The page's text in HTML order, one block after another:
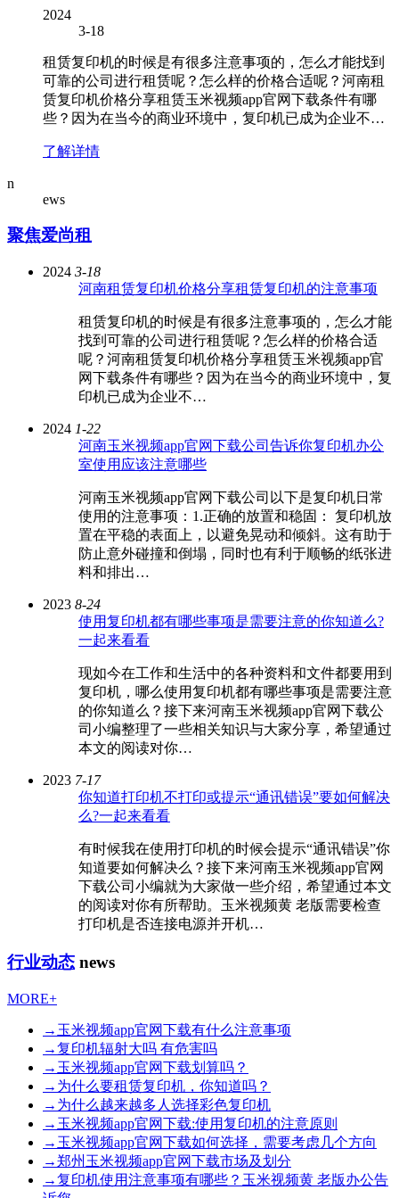
2024
3-18
租赁复印机的时候是有很多注意事项的，怎么才能找到
可靠的公司进行租赁呢？怎么样的价格合适呢？河南租
赁复印机价格分享租赁玉米视频app官网下载条件有哪
些？因为在当今的商业环境中，复印机已成为企业不…
了解详情
n
ews
聚焦爱尚租
2024 3-18
河南租赁复印机价格分享租赁复印机的注意事项
租赁复印机的时候是有很多注意事项的，怎么才能
找到可靠的公司进行租赁呢？怎么样的价格合适
呢？河南租赁复印机价格分享租赁玉米视频app官
网下载条件有哪些？因为在当今的商业环境中，复
印机已成为企业不…
2024 1-22
河南玉米视频app官网下载公司告诉你复印机办公
室使用应该注意哪些
河南玉米视频app官网下载公司以下是复印机日常
使用的注意事项：1.正确的放置和稳固： 复印机放
置在平稳的表面上，以避免晃动和倾斜。这有助于
防止意外碰撞和倒塌，同时也有利于顺畅的纸张进
料和排出…
2023 8-24
使用复印机都有哪些事项是需要注意的你知道么?
一起来看看
现如今在工作和生活中的各种资料和文件都要用到
复印机，哪么使用复印机都有哪些事项是需要注意
的你知道么？接下来河南玉米视频app官网下载公
司小编整理了一些相关知识与大家分享，希望通过
本文的阅读对你…
2023 7-17
你知道打印机不打印或提示“通讯错误”要如何解决
么?一起来看看
有时候我在使用打印机的时候会提示“通讯错误”你
知道要如何解决么？接下来河南玉米视频app官网
下载公司小编就为大家做一些介绍，希望通过本文
的阅读对你有所帮助。玉米视频黄 老版需要检查
打印机是否连接电源并开机…
行业动态 news
MORE+
→ 玉米视频app官网下载有什么注意事项
→复印机辐射大吗 有危害吗
→ 玉米视频app官网下载划算吗？
→ 为什么要租赁复印机，你知道吗？
→ 为什么越来越多人选择彩色复印机
→ 玉米视频app官网下载:使用复印机的注意原则
→ 玉米视频app官网下载如何选择，需要考虑几个方向
→郑州玉米视频app官网下载市场及划分
→复印机使用注意事项有哪些？玉米视频黄 老版办公告